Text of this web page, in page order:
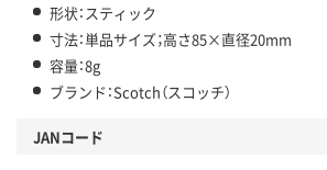
形状：スティック
寸法：単品サイズ；高さ85×直径20mm
容量：8g
ブランド：Scotch（スコッチ）
JANコード